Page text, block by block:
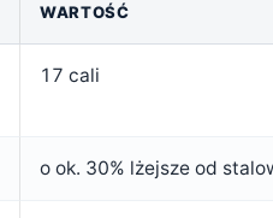
WARTOŚĆ
17 cali
o ok. 30% lżejsze od